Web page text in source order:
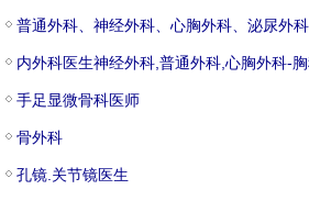
手足显微骨科医师
骨外科
孔镜.关节镜医生